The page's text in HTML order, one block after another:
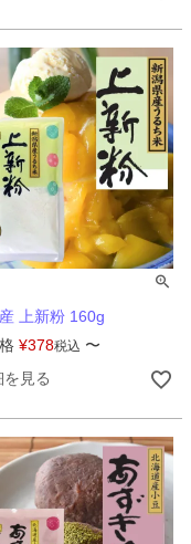
上新粉 160g
¥378税込 〜
を見る